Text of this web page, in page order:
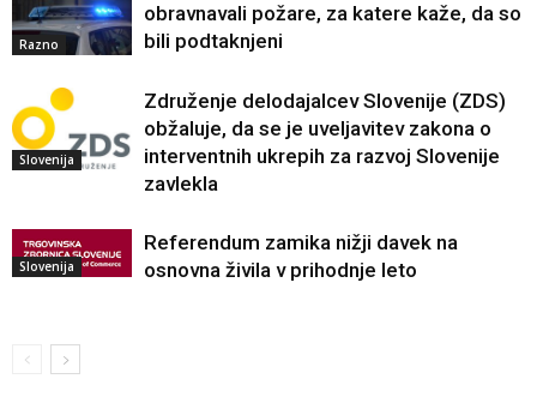
Razno
obravnavali požare, za katere kaže, da so
bili podtaknjeni
Slovenija
Združenje delodajalcev Slovenije (ZDS)
obžaluje, da se je uveljavitev zakona o
interventnih ukrepih za razvoj Slovenije
zavlekla
Slovenija
Referendum zamika nižji davek na
osnovna živila v prihodnje leto